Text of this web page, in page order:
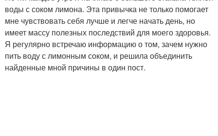
воды с соком лимона. Эта привычка не только помогает
мне чувствовать себя лучше и легче начать день, но
имеет массу полезных последствий для моего здоровья.
Я регулярно встречаю информацию о том, зачем нужно
пить воду с лимонным соком, и решила объединить
найденные мной причины в один пост.